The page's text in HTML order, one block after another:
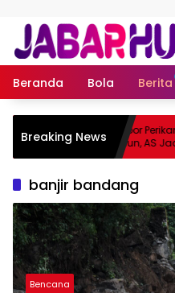
Beranda Bola Berita
Breaking NewsEkspor
Triliun, AS
banjir bandang
Bencana